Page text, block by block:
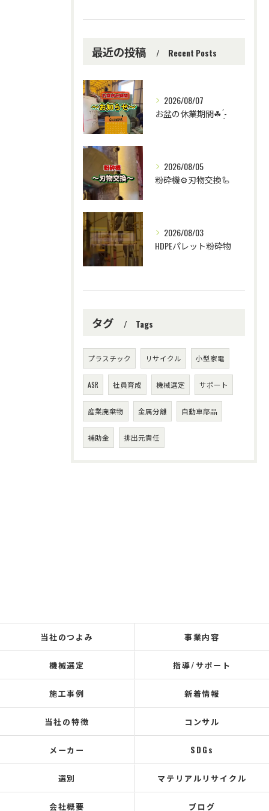
最近の投稿 Recent Posts
2026/08/07
お盆の休業期間☘ ̖́-
2026/08/05
粉砕機⚙️刃物交換🦾
2026/08/03
HDPEパレット粉砕物
タグ Tags
プラスチック リサイクル 小型家電
ASR 社員育成 機械選定 サポート
産業廃棄物 金属分離 自動車部品
補助金 排出元責任
当社のつよみ 事業内容
機械選定 指導/サポート
施工事例 新着情報
当社の特徴 コンサル
メーカー SDGs
選別 マテリアルリサイクル
会社概要 ブログ